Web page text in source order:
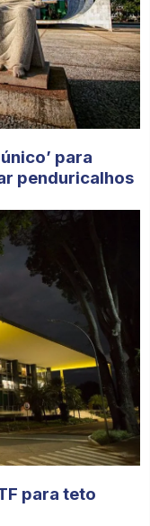
para
penduricalhos
para teto